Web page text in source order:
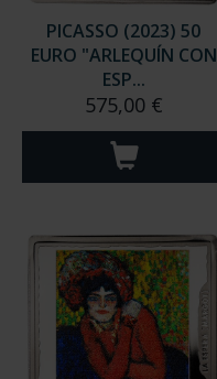
PICASSO (2023) 50
EURO "ARLEQUÍN CON
ESP...
575,00 €